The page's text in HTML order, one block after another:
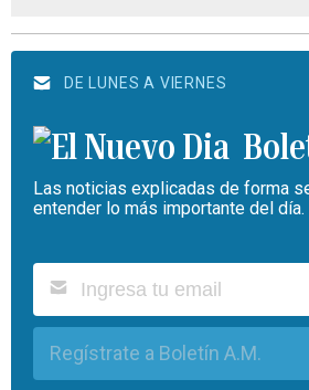
DE LUNES A VIERNES
Las noticias explicadas de forma
entender lo más importante del día.
Regístrate a Boletín A.M.